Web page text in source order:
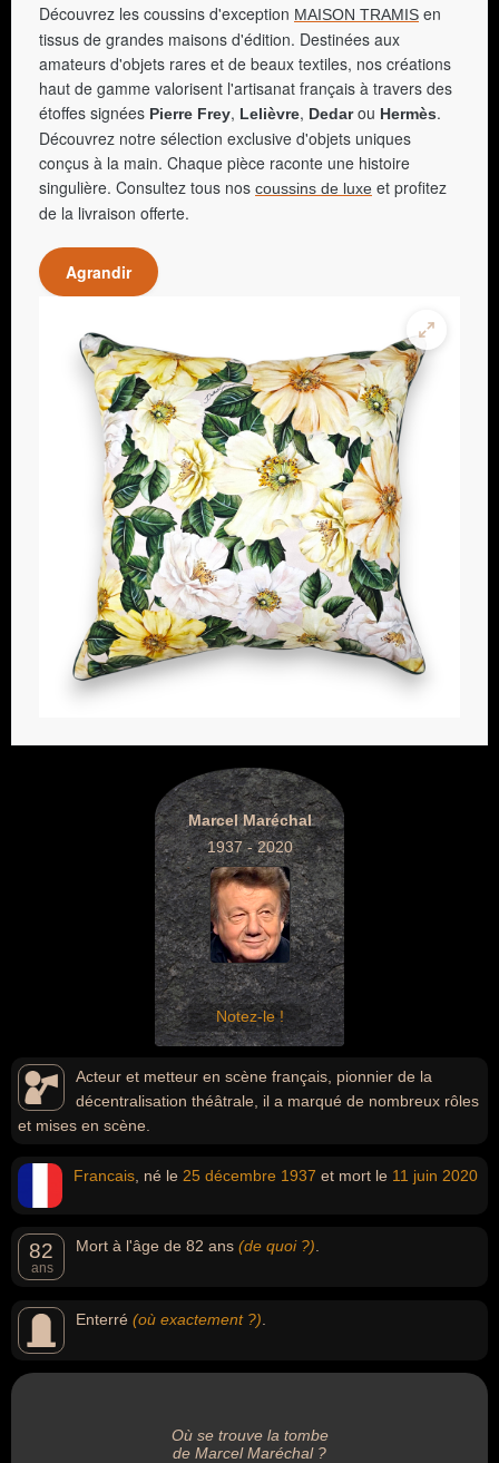
Découvrez les coussins d'exception MAISON TRAMIS en
tissus de grandes maisons d'édition. Destinées aux
amateurs d'objets rares et de beaux textiles, nos créations
haut de gamme valorisent l'artisanat français à travers des
étoffes signées Pierre Frey, Lelièvre, Dedarou Hermès.
Découvrez notre sélection exclusive d'objets uniques
conçus à la main. Chaque pièce raconte une histoire
singulière. Consultez tous nos coussins de luxe et profitez
de la livraison offerte.
Agrandir
Marcel Maréchal
1937 - 2020
Notez-le !
Acteur et metteur en scène français, pionnier de la
décentralisation théâtrale, il a marqué de nombreux rôles
et mises en scène.
Francais , né le 25 décembre 1937 et mort le 11 juin 2020
82
ans
Mort à l'âge de 82 ans (de quoi ?)
Enterré (où exactement ?)
Où se trouve la tombe
de Marcel Maréchal ?